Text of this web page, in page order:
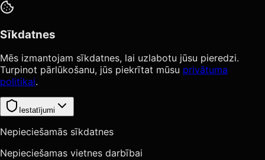
Sīkdatnes
Mēs izmantojam sīkdatnes, lai uzlabotu jūsu pieredzi.
Turpinot pārlūkošanu, jūs piekrītat mūsu privātuma
politikai.
Iestatījumi
Nepieciešamās sīkdatnes
Nepieciešamas vietnes darbībai